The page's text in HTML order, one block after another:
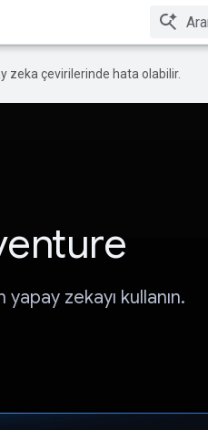
zeka çevirilerinde hata olabilir.
zekayı kullanın.